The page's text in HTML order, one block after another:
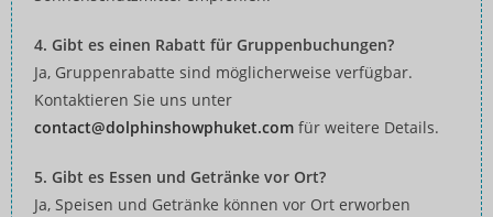
4. Gibt es einen Rabatt für Gruppenbuchungen?
Ja, Gruppenrabatte sind möglicherweise verfügbar.
Kontaktieren Sie uns unter
contact@dolphinshowphuket.com für weitere Details.
5. Gibt es Essen und Getränke vor Ort?
Ja, Speisen und Getränke können vor Ort erworben